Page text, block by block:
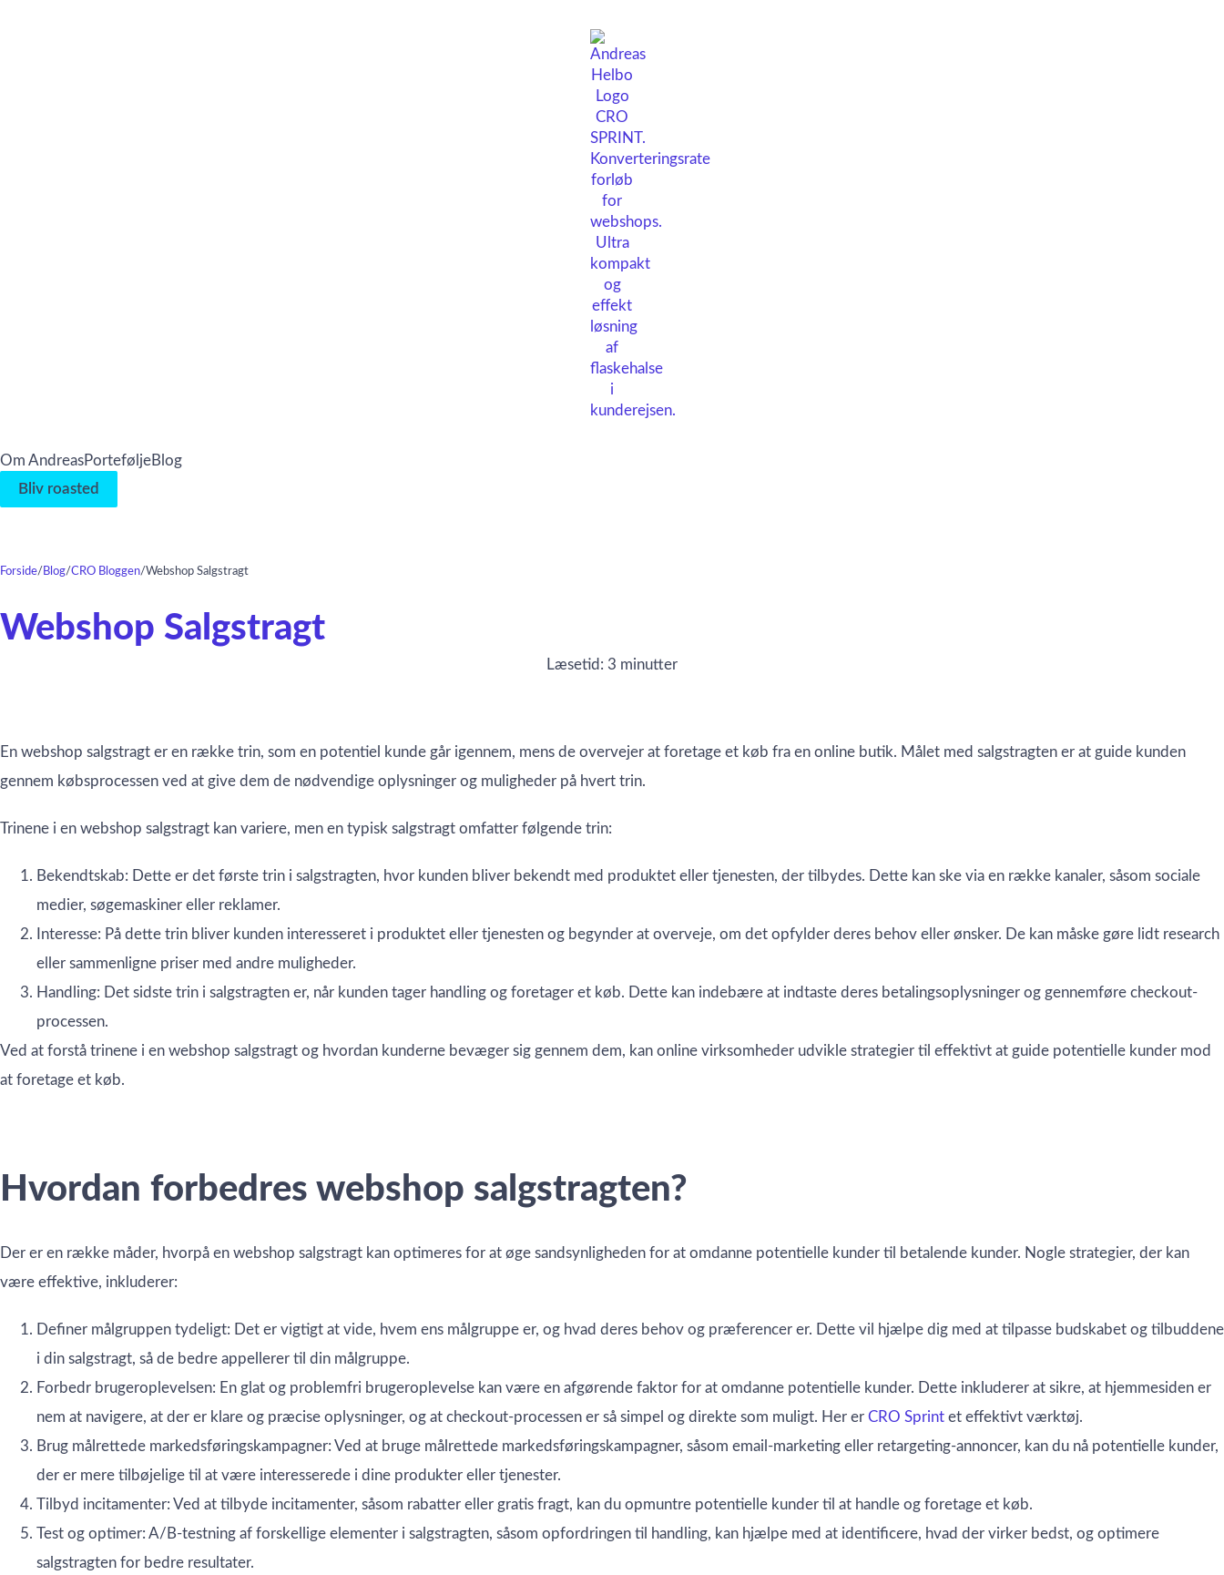
Om AndreasPorteføljeBlog
Bliv roasted
Forside/ Blog/CRO Bloggen/Webshop Salgstragt
Webshop Salgstragt
Læsetid: 3 minutter
En webshop salgstragt er en række trin, som en potentiel kunde går igennem, mens de overvejer at foretage et køb fra en online butik. Målet med salgstragten er at guide kunden
gennem købsprocessen ved at give dem de nødvendige oplysninger og muligheder på hvert trin.
Trinene i en webshop salgstragt kan variere, men en typisk salgstragt omfatter følgende trin:
Bekendtskab: Dette er det første trin i salgstragten, hvor kunden bliver bekendt med produktet eller tjenesten, der tilbydes. Dette kan ske via en række kanaler, såsom sociale
medier, søgemaskiner eller reklamer.
Interesse: På dette trin bliver kunden interesseret i produktet eller tjenesten og begynder at overveje, om det opfylder deres behov eller ønsker. De kan måske gøre lidt research
eller sammenligne priser med andre muligheder.
Handling: Det sidste trin i salgstragten er, når kunden tager handling og foretager et køb. Dette kan indebære at indtaste deres betalingsoplysninger og gennemføre checkout-
processen.
Ved at forstå trinene i en webshop salgstragt og hvordan kunderne bevæger sig gennem dem, kan online virksomheder udvikle strategier til effektivt at guide potentielle kunder mod
at foretage et køb.
Hvordan forbedres webshop salgstragten?
Der er en række måder, hvorpå en webshop salgstragt kan optimeres for at øge sandsynligheden for at omdanne potentielle kunder til betalende kunder. Nogle strategier, der kan
være effektive, inkluderer:
Definer målgruppen tydeligt: Det er vigtigt at vide, hvem ens målgruppe er, og hvad deres behov og præferencer er. Dette vil hjælpe dig med at tilpasse budskabet og tilbuddene
i din salgstragt, så de bedre appellerer til din målgruppe.
Forbedr brugeroplevelsen: En glat og problemfri brugeroplevelse kan være en afgørende faktor for at omdanne potentielle kunder. Dette inkluderer at sikre, at hjemmesiden er
nem at navigere, at der er klare og præcise oplysninger, og at checkout-processen er så simpel og direkte som muligt. Her er CRO Sprint et effektivt værktøj.
Brug målrettede markedsføringskampagner: Ved at bruge målrettede markedsføringskampagner, såsom email-marketing eller retargeting-annoncer, kan du nå potentielle kunder,
der er mere tilbøjelige til at være interesserede i dine produkter eller tjenester.
Tilbyd incitamenter: Ved at tilbyde incitamenter, såsom rabatter eller gratis fragt, kan du opmuntre potentielle kunder til at handle og foretage et køb.
Test og optimer: A/B-testning af forskellige elementer i salgstragten, såsom opfordringen til handling, kan hjælpe med at identificere, hvad der virker bedst, og optimere
salgstragten for bedre resultater.